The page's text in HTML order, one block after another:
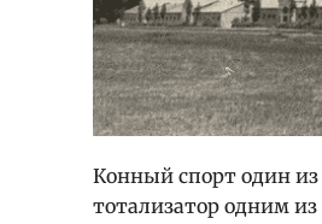
Конный спорт один
тотализатор одним